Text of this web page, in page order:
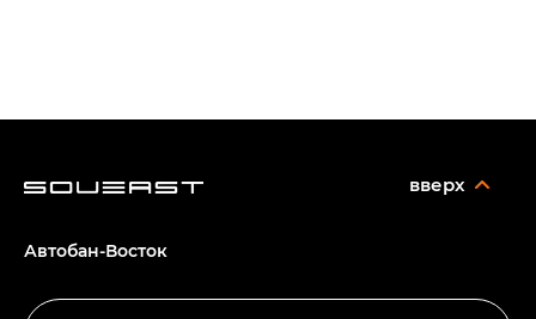
вверх
Автобан-Восток